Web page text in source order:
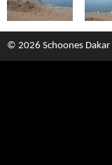
© 2026 Schoones Dakar